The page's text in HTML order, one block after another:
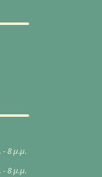
- 8 μ.μ.
- 8 μ.μ.